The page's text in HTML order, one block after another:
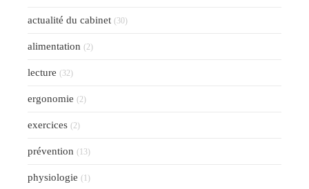
actualité du cabinet (30)
alimentation (2)
lecture (32)
ergonomie (2)
exercices (2)
prévention (13)
physiologie (1)